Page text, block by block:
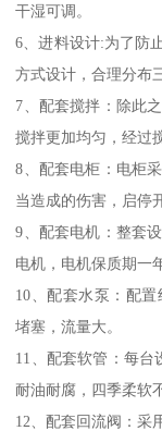
干湿可调。
6、进料设计:为了防
方式设计，合理分布
7、配套搅拌：除此
搅拌更加均匀，经过
8、配套电柜：电柜
当造成的伤害，启停
9、配套电机：整套
电机，电机保质期一
10、配套水泵：配
堵塞，流量大。
11、配套软管：每台
耐油耐腐，四季柔软
12、配套回流阀：采